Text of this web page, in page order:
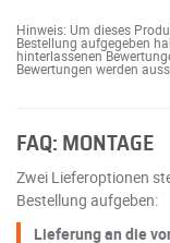
Hinweis: Um dieses
Bestellung aufgegeben
hinterlassenen
Bewertungen werden
FAQ: MONTAGE
Zwei Lieferoptionen
Bestellung aufgeben:
Lieferung an die